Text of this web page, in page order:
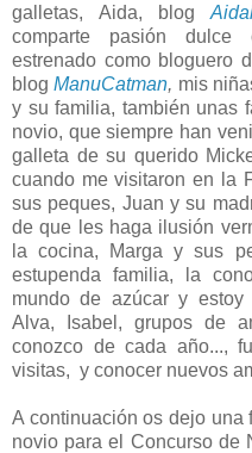
galletas, Aida, blog
comparte pasión dulce
estrenado como bloguero
blogManuCatman, mis
y su familia, también unas
novio, que siempre han
galleta de su querido
cuando me visitaron en la
sus peques, Juan y su
de que les haga ilusión
la cocina, Marga y sus
estupenda familia, la
mundo de azúcar y estoy
Alva, Isabel, grupos de
conozco de cada año...,
visitas, y conocer nuevos
A continuación os dejo una
novio para el Concurso de